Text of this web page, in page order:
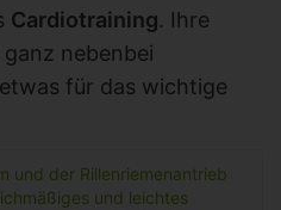
Cardiotraining. Ihre
nebenbei
für das wichtige
und der Rillenriemenantrieb
und leichtes